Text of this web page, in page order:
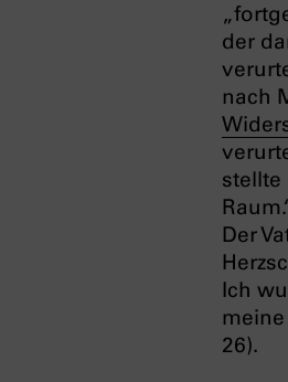
der
nach
stellte
Der
Ich
26).